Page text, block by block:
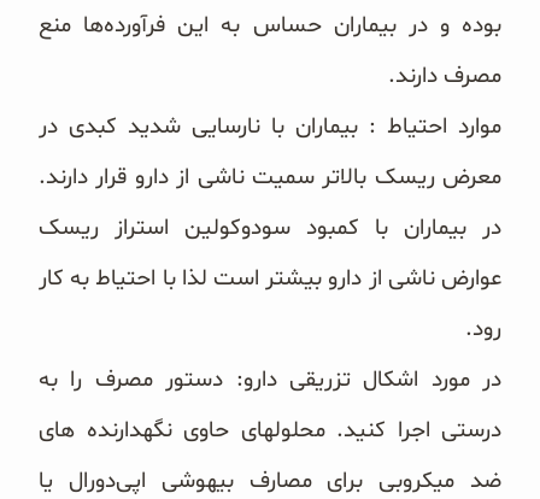
بوده و در بیماران حساس به این فرآورده‌ها منع
‏مصرف دارند.
موارد احتیاط : بیماران با نارسایی شدید کبدی در
معرض ریسک بالاتر سمیت ناشی از دارو قرار دارند.
در بیماران با ‏کمبود سودوکولین استراز ریسک
عوارض ناشی از دارو بیشتر است لذا با احتیاط به کار
رود.
در مورد اشکال تزریقی دارو: دستور مصرف را به
درستی اجرا کنید. محلولهای حاوی نگهدارنده‌ های
ضد میکروبی برای ‏مصارف بیهوشی اپی‌دورال یا